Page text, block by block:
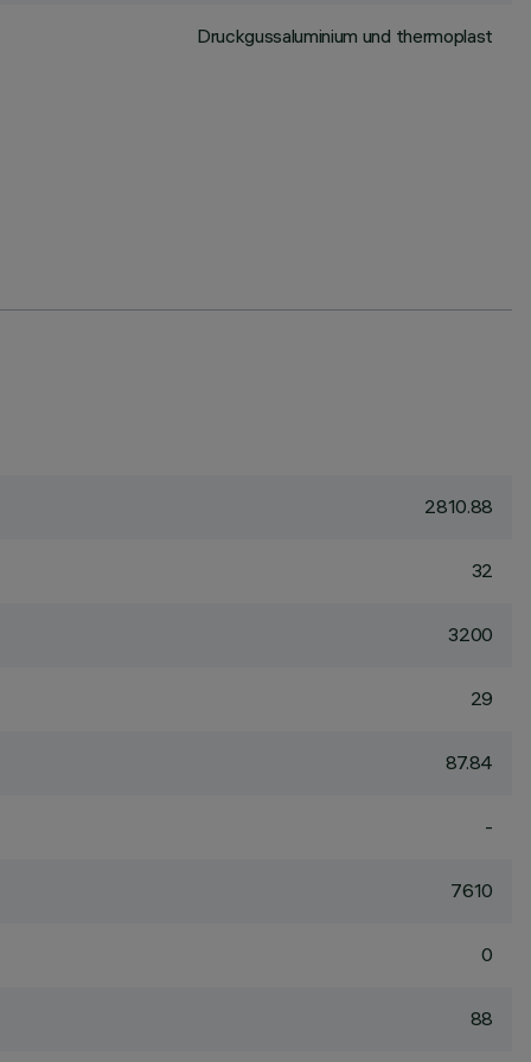
Druckgussaluminium und thermoplast
2810.88
32
3200
29
87.84
-
7610
0
88